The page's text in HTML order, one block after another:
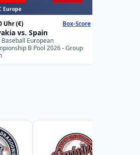
Europe
Uhr(€) Box-Score
vs. Spain
Baseball European
B Pool 2026 - Group